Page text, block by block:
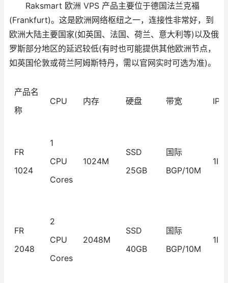
Raksmart 欧洲 VPS 产品主要位于德国法兰克福
(Frankfurt)。这是欧洲网络枢纽之一，连接性非常好，到
欧洲大陆主要国家(如英国、法国、荷兰、意大利等)以及俄
罗斯部分地区的延迟较低(有时也可能提供其他欧洲节点，
如英国伦敦或荷兰阿姆斯特丹，需以官网实时可选为准)。
产品名
称
CPU 内存 硬盘 带宽 IP
FR
1024
1
CPU
Cores
1024M
SSD
25GB
国际
BGP/10M
1IP
FR
2048
2
CPU
Cores
2048M
SSD
40GB
国际
BGP/10M
1IP